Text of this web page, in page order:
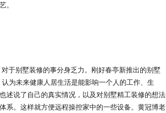
。
于别墅装修的事分身乏力。刚好春亭新推出的别墅
为未来健康人居生活是能影响一个人的工作、生
述说了自己的真实情况，以及对别墅精工装修的想法
系。这样就方便远程操控家中的一些设备。黄冠博老